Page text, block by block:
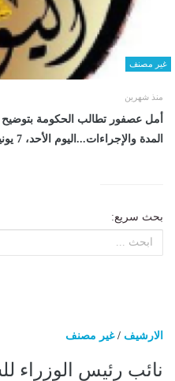
غير مصنف
منذ شهرين
أمل عصفور تطالب الحكومة
المدة والإجراءات...اليوم الأحد، 7 يونيو 2026 02:07 مـ
بحث سريع:
الارشيف /غير مصنف
نائب رئيس الوزراء